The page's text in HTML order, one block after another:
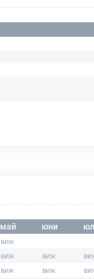
май юни